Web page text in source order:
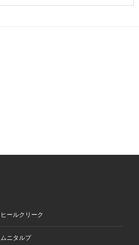
ヒールクリーク
ムニタルプ